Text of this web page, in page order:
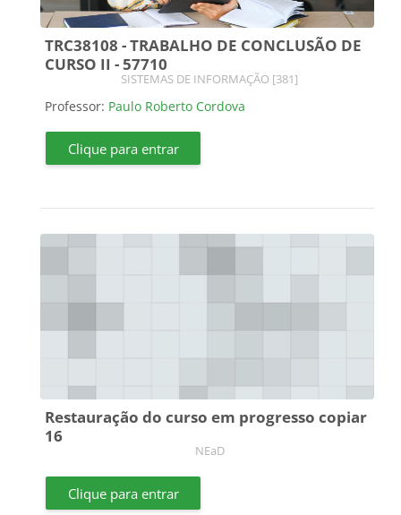
TRC38108 - TRABALHO DE CONCLUSÃO DE
CURSO II - 57710
Categoria do curso
SISTEMAS DE INFORMAÇÃO [381]
Professor: Paulo Roberto Cordova
Clique para entrar
Restauração do curso em progresso copiar
16
Categoria do curso
NEaD
Clique para entrar